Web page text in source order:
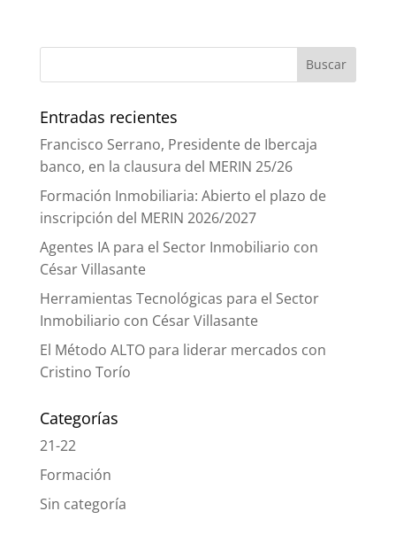
Entradas recientes
Francisco Serrano, Presidente de Ibercaja
banco, en la clausura del MERIN 25/26
Formación Inmobiliaria: Abierto el plazo de
inscripción del MERIN 2026/2027
Agentes IA para el Sector Inmobiliario con
César Villasante
Herramientas Tecnológicas para el Sector
Inmobiliario con César Villasante
El Método ALTO para liderar mercados con
Cristino Torío
Categorías
21-22
Formación
Sin categoría